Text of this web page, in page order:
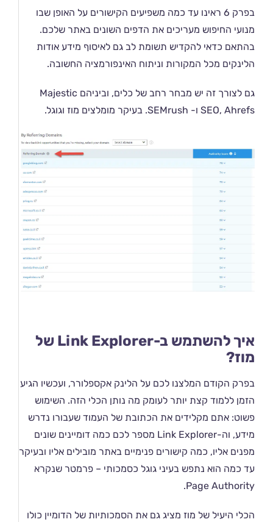
בפרק 6 ראינו עד כמה משפיעים הקישורים על האופן שבו
מנועי החיפוש מעריכים את הדפים השונים באתר שלכם.
בהתאם כדאי להקדיש תשומת לב גם לאיסוף מידע אודות
הלינקים מכל המקורות וניתוח האינפורמציה החשובה.
גם לצורך זה יש מבחר רחב של כלים, וביניהם Majestic
SEO, Ahrefs ו- SEMrush. בעיקר מומלצים מוז וגוגל.
איך להשתמש ב-Link Explorer של
מוז?
בפרק הקודם המלצנו לכם על הלינק אקספלורר, ועכשיו הגיע
הזמן ללמוד קצת יותר לעומק מה נותן הכלי הזה. השימוש
פשוט: אתם מקלידים את הכתובת של העמוד שעבורו נדרש
מידע, וה-Link Explorer מספר לכם כמה דומיינים שונים
מפנים אליו, כמה קישורים פנימיים באתר מובילים אליו ובעיקר
עד כמה הוא נתפש בעיני גוגל כסמכותי – פרמטר שנקרא
Page Authority.
הכלי היעיל של מוז מציג גם את הסמכותיות של הדומיין כולו